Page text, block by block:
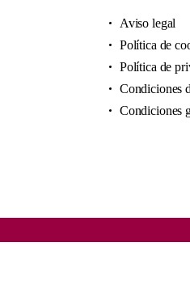
Aviso legal
Política de
Política de
Condiciones
Condiciones